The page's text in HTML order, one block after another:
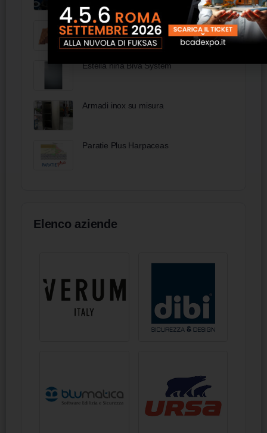
Sottocoppo Metallico - Fibrotubi
Estella nina Biva System
Armadi inox su misura
Paratie Plus Harpaceas
Elenco aziende